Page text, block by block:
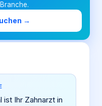
→
ist Ihr Zahnarzt in